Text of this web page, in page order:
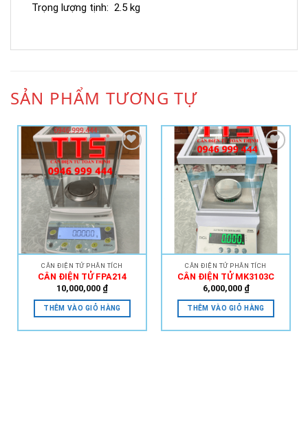
Trọng lượng tịnh: 2.5 kg
SẢN PHẨM TƯƠNG TỰ
Add to
Wishlist
CÂN ĐIỆN TỬ PHÂN TÍCH
CÂN ĐIỆN TỬ FPA214
10,000,000 ₫
THÊM VÀO GIỎ HÀNG
Add to
Wishlist
CÂN ĐIỆN TỬ PHÂN TÍCH
CÂN ĐIỆN TỬ MK3103C
6,000,000 ₫
THÊM VÀO GIỎ HÀNG